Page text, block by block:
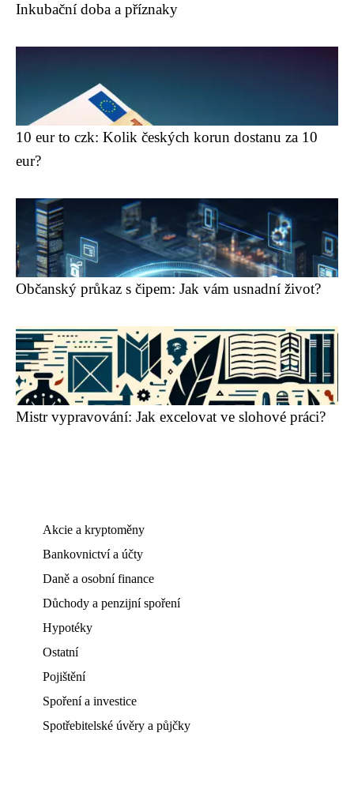
Inkubační doba a příznaky
10 eur to czk: Kolik českých korun dostanu za 10
eur?
Občanský průkaz s čipem: Jak vám usnadní život?
Mistr vypravování: Jak excelovat ve slohové práci?
Akcie a kryptoměny
Bankovnictví a účty
Daně a osobní finance
Důchody a penzijní spoření
Hypotéky
Ostatní
Pojištění
Spoření a investice
Spotřebitelské úvěry a půjčky